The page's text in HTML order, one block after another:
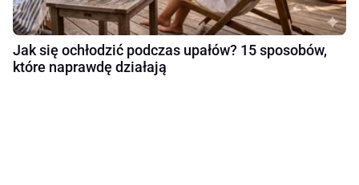
Jak się ochłodzić podczas upałów? 15 sposobów,
które naprawdę działają